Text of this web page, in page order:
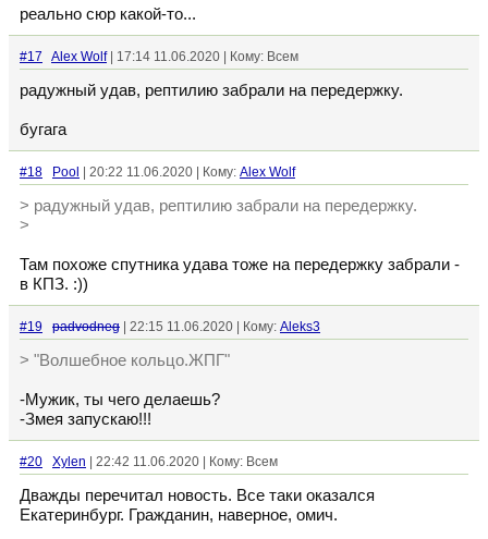
реально сюр какой-то...
#17 Alex Wolf| 17:14 11.06.2020 | Кому: Всем
радужный удав, рептилию забрали на передержку.
бугага
#18 Pool | 20:22 11.06.2020 | Кому: Alex Wolf
> радужный удав, рептилию забрали на передержку.
>
Там похоже спутника удава тоже на передержку забрали -
в КПЗ. :))
#19 padvodneg | 22:15 11.06.2020 | Кому: Aleks3
> "Волшебное кольцо.ЖПГ"
-Мужик, ты чего делаешь?
-Змея запускаю!!!
#20 Xylen | 22:42 11.06.2020 | Кому: Всем
Дважды перечитал новость. Все таки оказался
Екатеринбург. Гражданин, наверное, омич.